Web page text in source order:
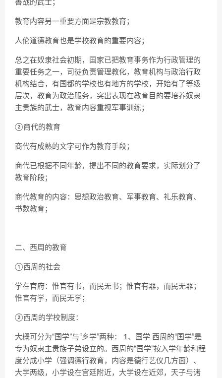
善战的武士；
教育内容另一重要方面是宗教教育；
人伦道德教育也是学校教育的重要内容；
总之在奴隶社会初期，国家已把教育事务作为行政管理的
重要任务之一，司徒负责管理教化，教育机构与政治行政
机构结合，有国都的学校也有地方的学校，开始有了等级
层次，教育为政治服务，突出表现在教育目的要培养奴隶
主贵族的武士，教育内容重视军事训练；
②商代的教育
商代有成熟的文字可作为教育手段；
商代已根据不同年龄，提出不同的教育要求，实际划分了
教育阶段；
商代教育的内容：思想政治教育、军事教育、礼乐教育、
书数教育；
二、西周的教育
①西周的社会
学在官府：惟官有书，而民无书；惟官有器，而民无器；
惟官有学，而民无学；
②西周的学校制度：
大概可分为“国学”与“乡学”两种： 1、国学 西周的“国学”是
专为奴隶主贵族子弟设立的。西周的“国学”按入学年龄和程
度分成小学（强调德行教育，内容是德行艺仪几方面）、
大学两级，小学设在宫廷附近，大学设在近郊，天子与诸